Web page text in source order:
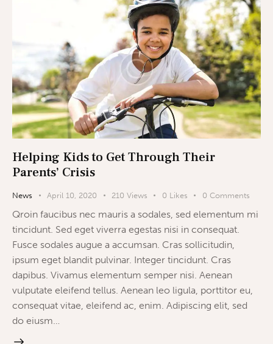
Helping Kids to Get Through Their
Parents’ Crisis
News April 10, 2020 210 Views 0 Likes 0 Comments
Qroin faucibus nec mauris a sodales, sed elementum mi
tincidunt. Sed eget viverra egestas nisi in consequat.
Fusce sodales augue a accumsan. Cras sollicitudin,
ipsum eget blandit pulvinar. Integer tincidunt. Cras
dapibus. Vivamus elementum semper nisi. Aenean
vulputate eleifend tellus. Aenean leo ligula, porttitor eu,
consequat vitae, eleifend ac, enim. Adipiscing elit, sed
do eiusm…